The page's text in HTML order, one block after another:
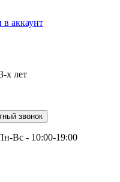
аккаунт
х лет
звонок
Вс - 10:00-19:00